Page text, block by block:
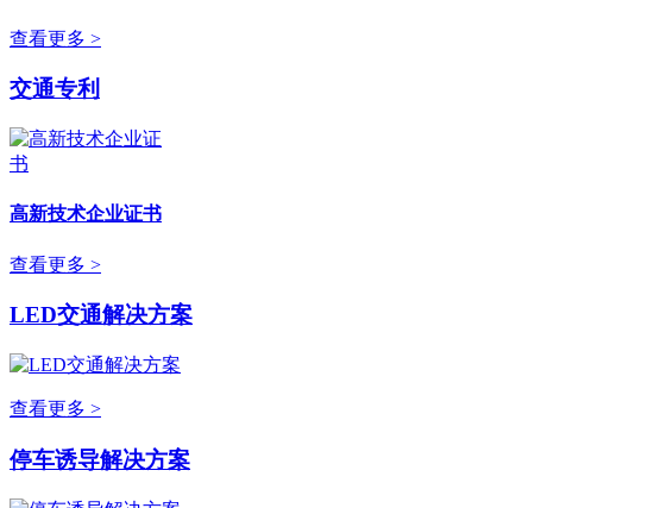
查看更多 >
交通专利
高新技术企业证书
查看更多 >
LED交通解决方案
查看更多 >
停车诱导解决方案